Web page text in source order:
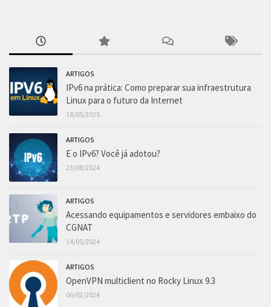
ARTIGOS
IPv6 na prática: Como preparar sua infraestrutura
Linux para o futuro da Internet
18/05/2025
ARTIGOS
E o IPv6? Você já adotou?
23/08/2024
ARTIGOS
Acessando equipamentos e servidores embaixo do
CGNAT
14/05/2024
ARTIGOS
OpenVPN multiclient no Rocky Linux 9.3
06/02/2024